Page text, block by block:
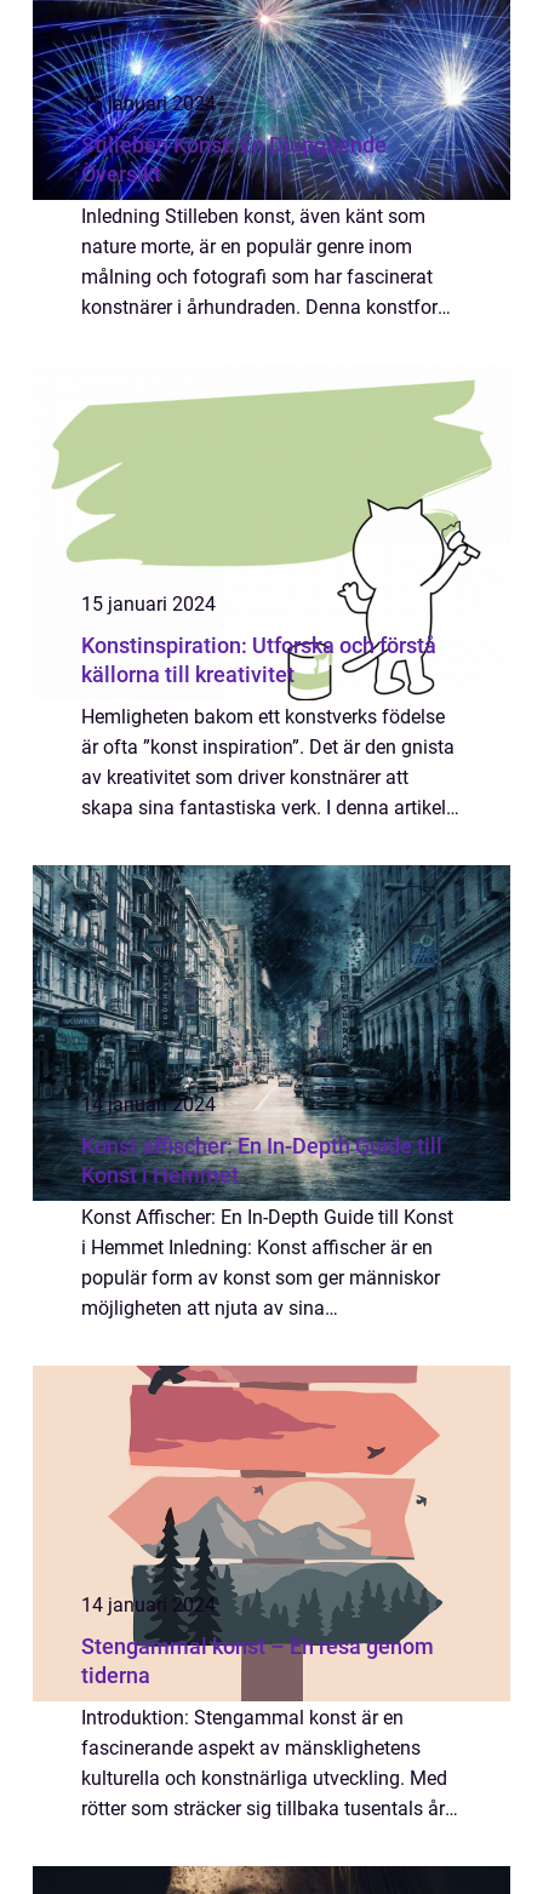
15 januari 2024
Stilleben Konst: En Djupgående
Översikt
Inledning Stilleben konst, även känt som
nature morte, är en populär genre inom
målning och fotografi som har fascinerat
konstnärer i århundraden. Denna konstform
på ...
15 januari 2024
Konstinspiration: Utforska och förstå
källorna till kreativitet
Hemligheten bakom ett konstverks födelse
är ofta ”konst inspiration”. Det är den gnista
av kreativitet som driver konstnärer att
skapa sina fantastiska verk. I denna artikel
världen av konstinspir...
14 januari 2024
Konst affischer: En In-Depth Guide till
Konst i Hemmet
Konst Affischer: En In-Depth Guide till Konst
i Hemmet Inledning: Konst affischer är en
populär form av konst som ger människor
möjligheten att njuta av sina
artikel kommer vi att utforska konst
affischer på ...
14 januari 2024
Stengammal konst – En resa genom
tiderna
Introduktion: Stengammal konst är en
fascinerande aspekt av mänsklighetens
kulturella och konstnärliga utveckling. Med
rötter som sträcker sig tillbaka tusentals år
ger oss en inblick i forntida civilisatione...